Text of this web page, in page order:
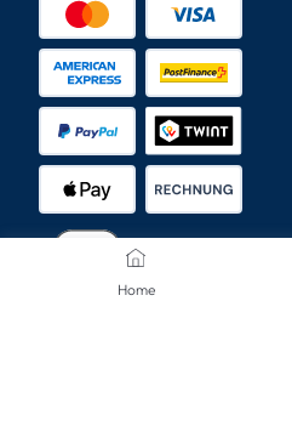
Home